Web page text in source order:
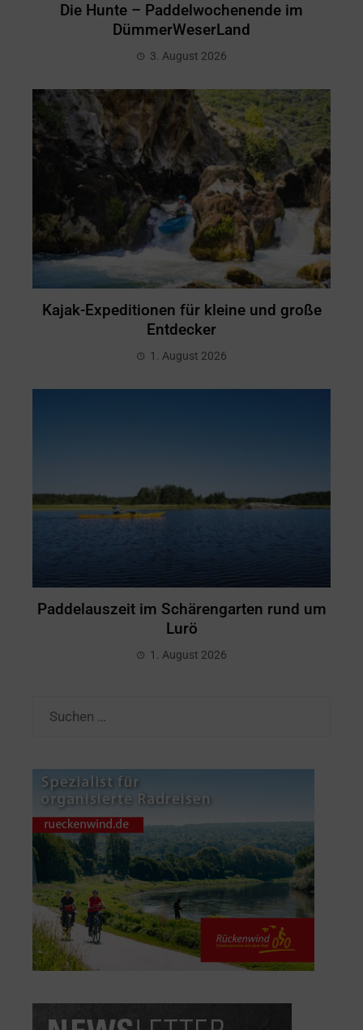
Die Hunte – Paddelwochenende im
DümmerWeserLand
3. August 2026
Kajak-Expeditionen für kleine und große
Entdecker
1. August 2026
Paddelauszeit im Schärengarten rund um
Lurö
1. August 2026